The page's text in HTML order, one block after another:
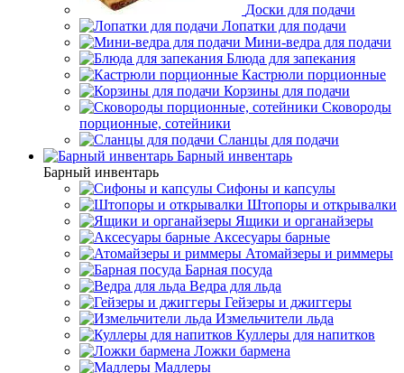
Доски для подачи
Лопатки для подачи
Мини-ведра для подачи
Блюда для запекания
Кастрюли порционные
Корзины для подачи
Сковороды
порционные, сотейники
Сланцы для подачи
Барный инвентарь
Барный инвентарь
Сифоны и капсулы
Штопоры и открывалки
Ящики и органайзеры
Аксесуары барные
Атомайзеры и риммеры
Барная посуда
Ведра для льда
Гейзеры и джиггеры
Измельчители льда
Куллеры для напитков
Ложки бармена
Мадлеры